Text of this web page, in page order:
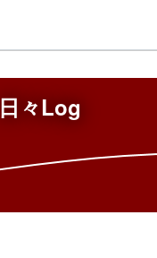
日々Log